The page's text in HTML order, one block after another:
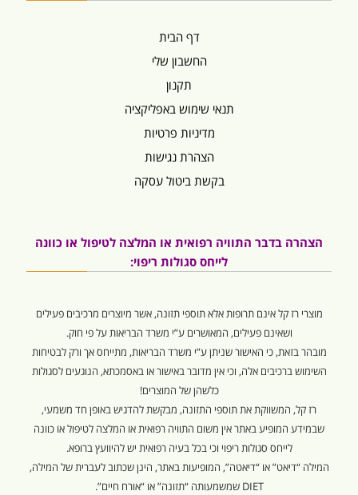
דף הבית
החשבון שלי
תקנון
תנאי שימוש באפליקציה
מדיניות פרטיות
הצהרת נגישות
בקשת ביטול עסקה
הצהרה בדבר התוויה רפואית או המלצה לטיפול או כוונה
לייחס סגולות ריפוי:
מוצרי רז קל אינם תרופות אלא תוספי תזונה, אשר מיוצרים מרכיבים פעילים
ושאינם פעילים, המאושרים ע”י משרד הבריאות על פי חוק.
מובהר בזאת, כי האישור שניתן ע”י משרד הבריאות, מתייחס אך ורק לבטיחות
השימוש ברכיבים אלה, וכי אין מדובר באישור או באסמכתא, הנוגעים לסגולות
כלשהן של המוצרים!
רז קל, המשווקת את תוספי התזונה, מבקשת להדגיש באופן חד משמעי,
שבמידע המופיע באתר אין משום התוויה רפואית או המלצה לטיפול או כוונה
לייחס סגולות ריפוי וכי בכל בעיה רפואית יש להיוועץ ברופא.
המילה “דיאט” או “דיאטה”, המופיעות באתר, הינן שכתוב לעברית של המילה,
DIET שמשמעותה “תזונה” או “אורח חיים”.